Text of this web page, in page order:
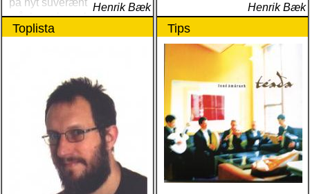
på nyt suverænt album, der
måske er hans bedste
gennem tiderne
Henrik Bæk Henrik Bæk
Toplista Tips